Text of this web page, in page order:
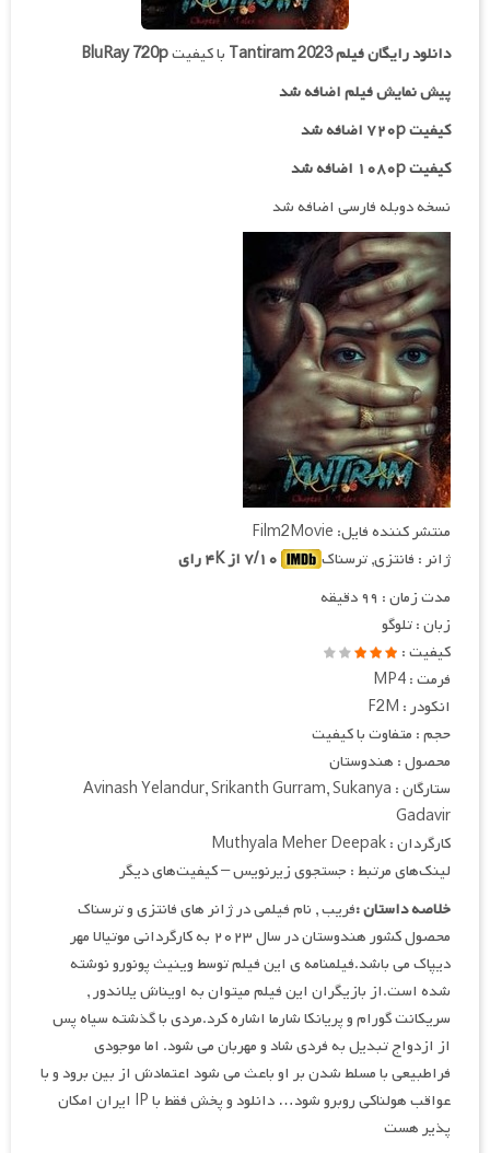
دانلود رایگان فیلمTantiram 2023 با کیفیتBluRay 720p
پیش نمایش فیلم اضافه شد
کیفیت ۷۲۰p اضافه شد
کیفیت ۱۰۸۰p اضافه شد
نسخه دوبله فارسی اضافه شد
منتشر کننده فایل: Film2Movie
ژانر : فانتزی, ترسناک
مدت زمان : ۹۹ دقیقه
زبان : تلوگو
کیفیت :
فرمت : MP4
انکودر : F2M
حجم : متفاوت با کیفیت
محصول : هندوستان
ستارگان : Avinash Yelandur, Srikanth Gurram, Sukanya
Gadavir
کارگردان : Muthyala Meher Deepak
لینک‌های مرتبط : جستجوی زیرنویس – کیفیت‌های دیگر
خلاصه داستان :فریب , نام فیلمی در ژانر های فانتزی و ترسناک
محصول کشور هندوستان در سال ۲۰۲۳ به کارگردانی موتیالا مهر
دیپاک می باشد.فیلمنامه ی این فیلم توسط وینیث پونورو نوشته
شده است.از بازیگران این فیلم میتوان به اویناش یلاندور ,
سریکانت گورام و پریانکا شارما اشاره کرد.مردی با گذشته سیاه پس
از ازدواج تبدیل به فردی شاد و مهربان می شود. اما موجودی
فراطبیعی با مسلط شدن بر او باعث می شود اعتمادش از بین برود و با
عواقب هولناکی روبرو شود… دانلود و پخش فقط با IP ایران امکان
پذیر هست